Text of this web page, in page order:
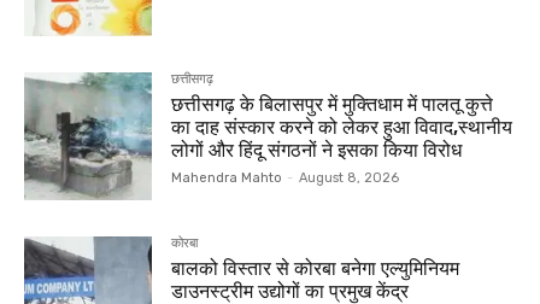
छत्तीसगढ़
छत्तीसगढ़ के बिलासपुर में मुक्तिधाम में पालतू कुत्ते
का दाह संस्कार करने को लेकर हुआ विवाद,स्थानीय
लोगों और हिंदू संगठनों ने इसका किया विरोध
Mahendra Mahto - August 8, 2026
कोरबा
बालको विस्तार से कोरबा बनेगा एल्युमिनियम
डाउनस्ट्रीम उद्योगों का प्रमुख केंद्र